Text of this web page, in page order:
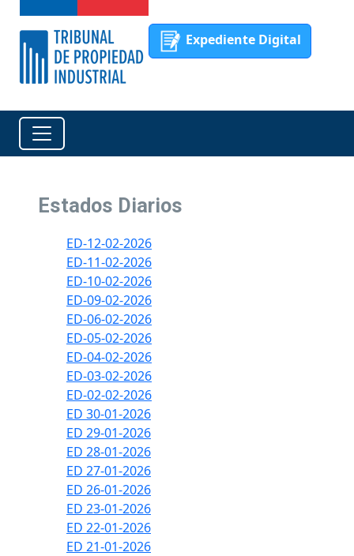
Expediente Digital
Estados Diarios
ED-12-02-2026
ED-11-02-2026
ED-10-02-2026
ED-09-02-2026
ED-06-02-2026
ED-05-02-2026
ED-04-02-2026
ED-03-02-2026
ED-02-02-2026
ED 30-01-2026
ED 29-01-2026
ED 28-01-2026
ED 27-01-2026
ED 26-01-2026
ED 23-01-2026
ED 22-01-2026
ED 21-01-2026